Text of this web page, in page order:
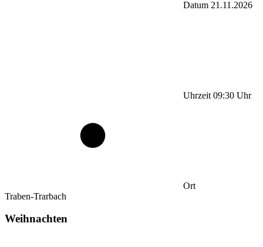
Datum 21.11.2026
Uhrzeit 09:30 Uhr
Ort
Traben-Trarbach
Weihnachten